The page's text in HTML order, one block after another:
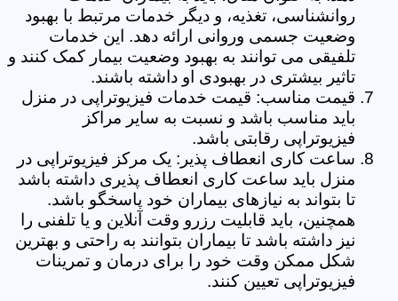
روانشناسی، تغذیه، و دیگر خدمات مرتبط با بهبود
وضعیت جسمی وروانی ارائه دهد. این خدمات
تلفیقی می توانند به بهبود وضعیت بیمار کمک کنند و
تاثیر بیشتری در بهبودی او داشته باشند.
قیمت مناسب: قیمت خدمات فیزیوتراپی در منزل
باید مناسب باشد و نسبت به سایر مراکز
فیزیوتراپی رقابتی باشد.
ساعت کاری انعطاف پذیر: یک مرکز فیزیوتراپی در
منزل باید ساعت کاری انعطاف پذیری داشته باشد
تا بتواند به نیازهای بیماران خود پاسخگو باشد.
همچنین، باید قابلیت رزرو وقت آنلاین و یا تلفنی را
نیز داشته باشد تا بیماران بتوانند به راحتی و بهترین
شکل ممکن وقت خود را برای درمان و تمرینات
فیزیوتراپی تعیین کنند.